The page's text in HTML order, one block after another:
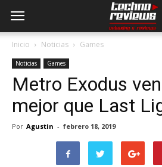
Inicio Noticias Games
Noticias Games
Metro Exodus
mejor que Last
Por Agustin - febrero 18, 2019